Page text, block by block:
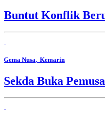
Buntut Konflik
Gema Nusa, Kemarin
Sekda Buka